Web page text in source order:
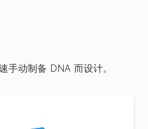
手动制备 DNA 而设计。